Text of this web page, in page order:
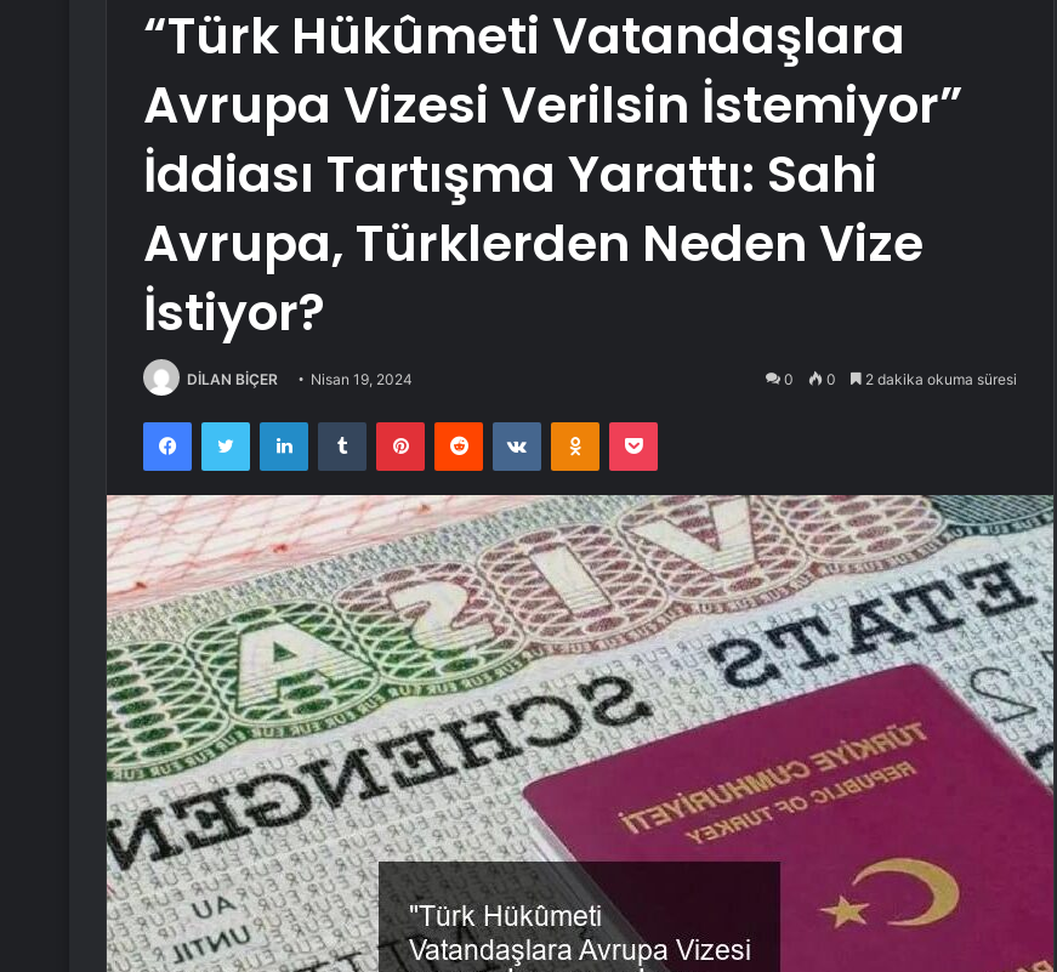
“Türk Hükûmeti Vatandaşlara
Avrupa Vizesi Verilsin İstemiyor”
İddiası Tartışma Yarattı: Sahi
Avrupa, Türklerden Neden Vize
İstiyor?
DİLAN BİÇER Nisan 19, 2024 0 0 2 dakika okuma süresi
FacebookTwitter LinkedInTumblr PinterestReddit VKontakteOdnoklassniki
Pocket